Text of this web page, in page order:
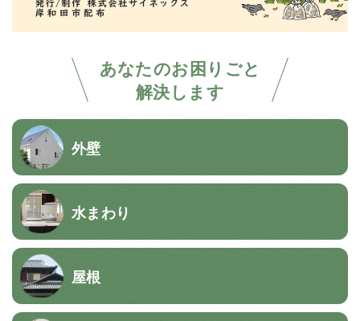
あなたのお困りごと
解決します
外壁
水まわり
屋根